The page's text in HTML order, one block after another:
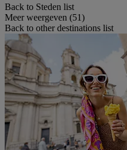
Back to Steden list
Meer weergeven (51)
Back to other destinations list